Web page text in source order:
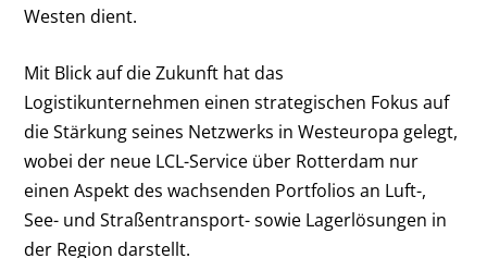
Westen dient.
Mit Blick auf die Zukunft hat das
Logistikunternehmen einen strategischen Fokus auf
die Stärkung seines Netzwerks in Westeuropa gelegt,
wobei der neue LCL-Service über Rotterdam nur
einen Aspekt des wachsenden Portfolios an Luft-,
See- und Straßentransport- sowie Lagerlösungen in
der Region darstellt.